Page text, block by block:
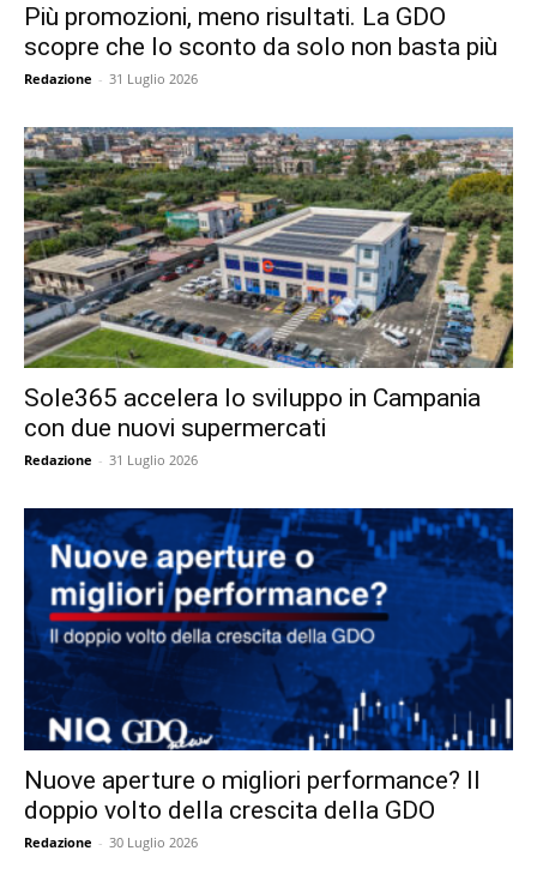
Più promozioni, meno risultati. La GDO
scopre che lo sconto da solo non basta più
Redazione - 31 Luglio 2026
Sole365 accelera lo sviluppo in Campania
con due nuovi supermercati
Redazione - 31 Luglio 2026
Nuove aperture o migliori performance? Il
doppio volto della crescita della GDO
Redazione - 30 Luglio 2026